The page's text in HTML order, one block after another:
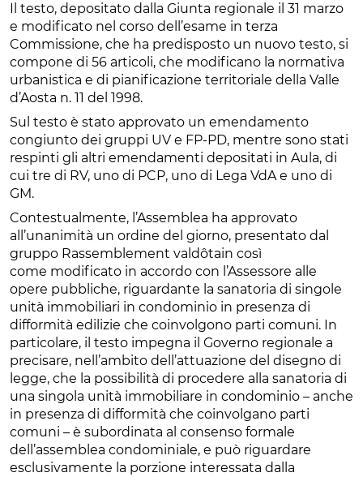
Il testo, depositato dalla Giunta regionale il 31 marzo
e modificato nel corso dell’esame in terza
Commissione, che ha predisposto un nuovo testo, si
compone di 56 articoli, che modificano la normativa
urbanistica e di pianificazione territoriale della Valle
d’Aosta n. 11 del 1998.
Sul testo è stato approvato un emendamento
congiunto dei gruppi UV e FP-PD, mentre sono stati
respinti gli altri emendamenti depositati in Aula, di
cui tre di RV, uno di PCP, uno di Lega VdA e uno di
GM.
Contestualmente, l’Assemblea ha approvato
all’unanimità un ordine del giorno, presentato dal
gruppo Rassemblement valdôtain così
come modificato in accordo con l’Assessore alle
opere pubbliche, riguardante la sanatoria di singole
unità immobiliari in condominio in presenza di
difformità edilizie che coinvolgono parti comuni. In
particolare, il testo impegna il Governo regionale a
precisare, nell’ambito dell’attuazione del disegno di
legge, che la possibilità di procedere alla sanatoria di
una singola unità immobiliare in condominio – anche
in presenza di difformità che coinvolgano parti
comuni – è subordinata al consenso formale
dell’assemblea condominiale, e può riguardare
esclusivamente la porzione interessata dalla